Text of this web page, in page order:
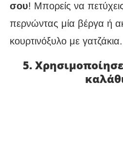
σου! Μπορείς να
περνώντας μία βέργα ή
κουρτινόξυλο με γατζάκια.
5.